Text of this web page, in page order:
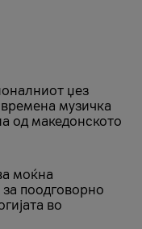
џез
музичка
од македонското
моќна
поодговорно
во